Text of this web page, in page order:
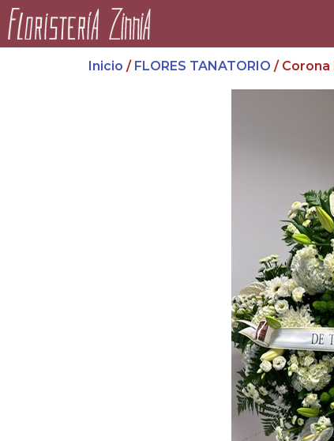
Inicio / FLORES TANATORIO / Corona